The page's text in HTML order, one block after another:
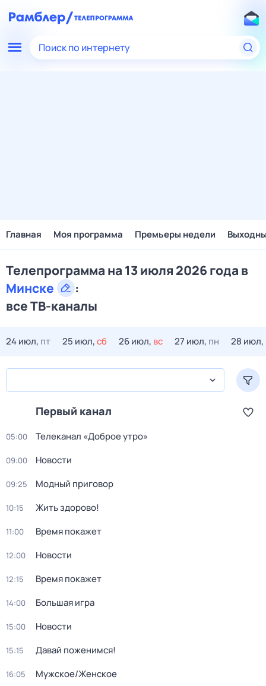
Поиск по интернету
Главная Моя программа Премьеры недели
Телепрограмма на 13 июля 2026 года в
Минске
:
все ТВ-каналы
24 июл, пт 25 июл,сб 26 июл, вс 27 июл, пн 28 июл,
Первый канал
05:00 Телеканал «Доброе утро»
09:00 Новости
09:25 Модный приговор
10:15 Жить здорово!
11:00 Время покажет
12:00 Новости
12:15 Время покажет
14:00 Большая игра
15:00 Новости
15:15 Давай поженимся!
16:05 Мужское/Женское